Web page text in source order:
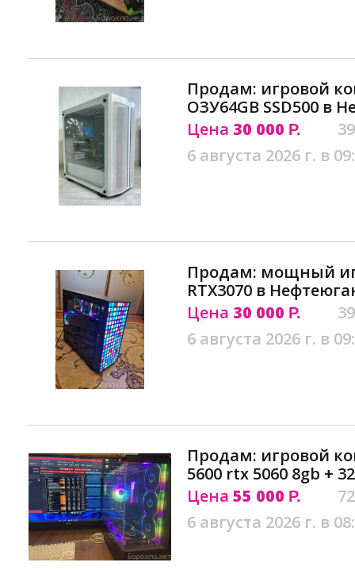
Продам: игровой
ОЗУ64GB SSD500 в
Цена 30 000 Р.
6 августа 2026 г. в
Продам: мощный
RTX3070 в
Цена 30 000 Р.
6 августа 2026 г. в
Продам: игровой
5600 rtx 5060 8gb +
Цена 55 000 Р.
6 августа 2026 г. в